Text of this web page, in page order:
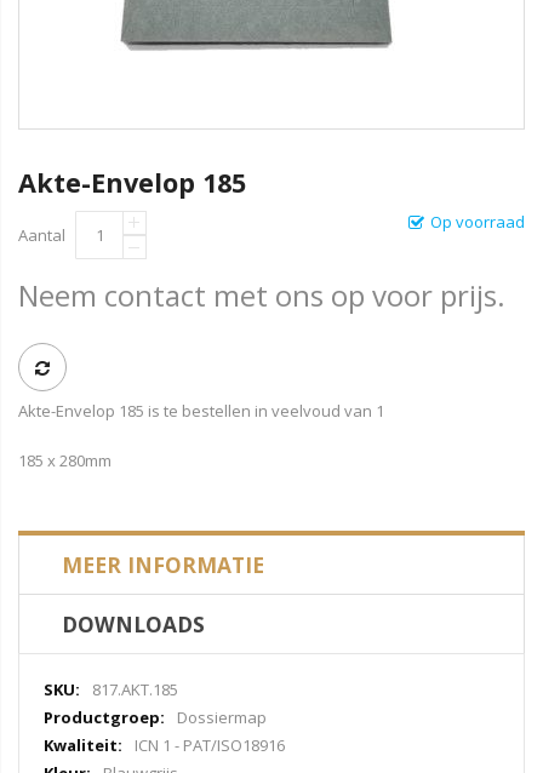
Akte-Envelop 185
Op voorraad
Aantal
Neem contact met ons op voor prijs.
Akte-Envelop 185 is te bestellen in veelvoud van 1
185 x 280mm
MEER INFORMATIE
DOWNLOADS
Meer
informatie
817.AKT.185
Dossiermap
ICN 1 - PAT/ISO18916